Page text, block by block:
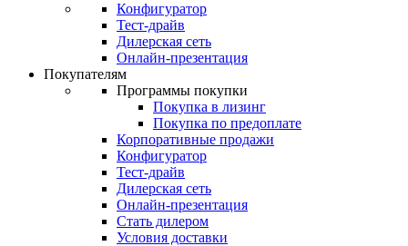
Конфигуратор
Тест-драйв
Дилерская сеть
Онлайн-презентация
Покупателям
Программы покупки
Покупка в лизинг
Покупка по предоплате
Корпоративные продажи
Конфигуратор
Тест-драйв
Дилерская сеть
Онлайн-презентация
Стать дилером
Условия доставки